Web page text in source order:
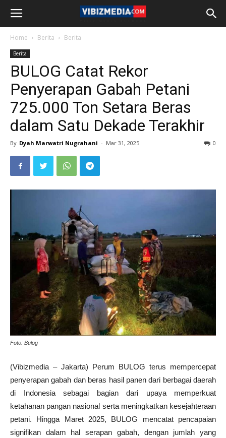
Home Berita Berita
Berita
BULOG Catat Rekor
Penyerapan Gabah Petani
725.000 Ton Setara Beras
dalam Satu Dekade Terakhir
By Dyah Marwatri Nugrahani - Mar 31, 2025 0
Foto: Bulog
(Vibizmedia – Jakarta) Perum BULOG terus mempercepat
penyerapan gabah dan beras hasil panen dari berbagai daerah
di Indonesia sebagai bagian dari upaya memperkuat
ketahanan pangan nasional serta meningkatkan kesejahteraan
petani. Hingga Maret 2025, BULOG mencatat pencapaian
signifikan dalam hal serapan gabah, dengan jumlah yang